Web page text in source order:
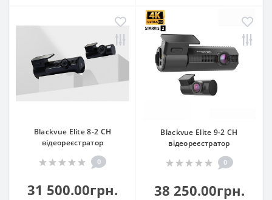
Blackvue Elite 8-2 CH
відеореєстратор
0
31 500.00грн.
Blackvue Elite 9-2 CH
відеореєстратор
0
38 250.00грн.